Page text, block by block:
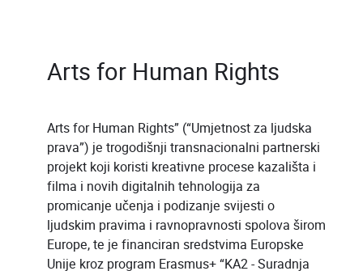
Arts for Human Rights
Arts for Human Rights” (“Umjetnost za ljudska
prava”) je trogodišnji transnacionalni partnerski
projekt koji koristi kreativne procese kazališta i
filma i novih digitalnih tehnologija za
promicanje učenja i podizanje svijesti o
ljudskim pravima i ravnopravnosti spolova širom
Europe, te je financiran sredstvima Europske
Unije kroz program Erasmus+ “KA2 - Suradnja